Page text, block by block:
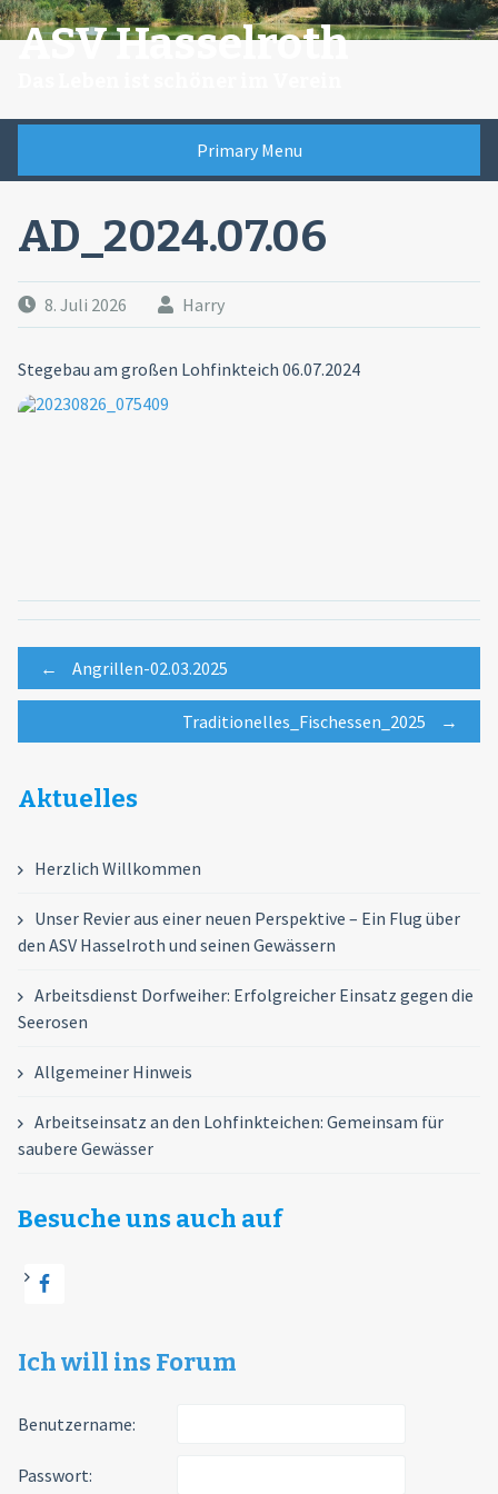
Skip
toASV Hasselroth
Primary Menu
AD_2024.07.06
8. Juli 2026 Harry
Stegebau am großen Lohfinkteich 06.07.2024
Post
navigation
← Angrillen-02.03.2025
Traditionelles_Fischessen_2025 →
Aktuelles
Herzlich Willkommen
Unser Revier aus einer neuen Perspektive – Ein Flug über
den ASV Hasselroth und seinen Gewässern
Arbeitsdienst Dorfweiher: Erfolgreicher Einsatz gegen die
Seerosen
Allgemeiner Hinweis
Arbeitseinsatz an den Lohfinkteichen: Gemeinsam für
saubere Gewässer
Besuche uns auch auf
Ich will ins Forum
Benutzername:
Passwort: